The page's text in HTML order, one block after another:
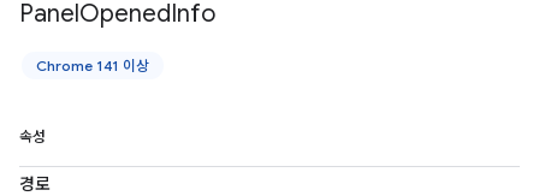
PanelOpenedInfo
Chrome 141 이상
속성
경로